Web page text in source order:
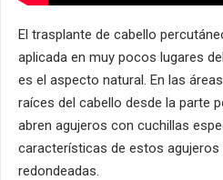
El trasplante de cabello
aplicada en muy pocos lugares
es el aspecto natural. En las
raíces del cabello desde la parte
abren agujeros con cuchillas
características de estos
redondeadas.